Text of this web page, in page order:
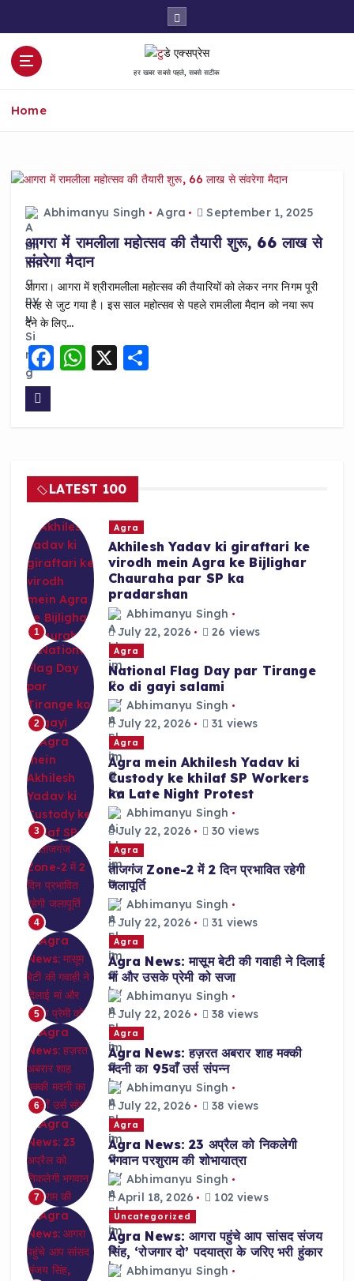
हर खबर सबसे पहले, सबसे सटीक
Home
Abhimanyu Singh Agra September 1, 2025
आगरा में रामलीला महोत्सव की तैयारी शुरू, 66 लाख से
संवरेगा मैदान
आगरा। आगरा में श्रीरामलीला महोत्सव की तैयारियों को लेकर नगर निगम पूरी
तरह से जुट गया है। इस साल महोत्सव से पहले रामलीला मैदान को नया रूप
देने के लिए…
F
o
o
k
W
p
p
X S
LATEST 100
1
Agra
Akhilesh Yadav ki giraftari ke
virodh mein Agra ke Bijlighar
Chauraha par SP ka
pradarshan
Abhimanyu Singh
July 22, 2026
26 views
2
Agra
National Flag Day par Tirange
ko di gayi salami
Abhimanyu Singh
July 22, 2026
31 views
3
Agra
Agra mein Akhilesh Yadav ki
Custody ke khilaf SP Workers
ka Late Night Protest
Abhimanyu Singh
July 22, 2026
30 views
4
Agra
ताजगंज Zone-2 में 2 दिन प्रभावित रहेगी
जलापूर्ति
Abhimanyu Singh
July 22, 2026
31 views
5
Agra
Agra News: मासूम बेटी की गवाही ने दिलाई
मां और उसके प्रेमी को सजा
Abhimanyu Singh
July 22, 2026
38 views
6
Agra
Agra News: हज़रत अबरार शाह मक्की
मदनी का 95वाँ उर्स संपन्न
Abhimanyu Singh
July 22, 2026
38 views
7
Agra
Agra News: 23 अप्रैल को निकलेगी
भगवान परशुराम की शोभायात्रा
Abhimanyu Singh
April 18, 2026
102 views
Uncategorized
Agra News: आगरा पहुंचे आप सांसद संजय
सिंह, ‘रोजगार दो’ पदयात्रा के जरिए भरी हुंकार
Abhimanyu Singh